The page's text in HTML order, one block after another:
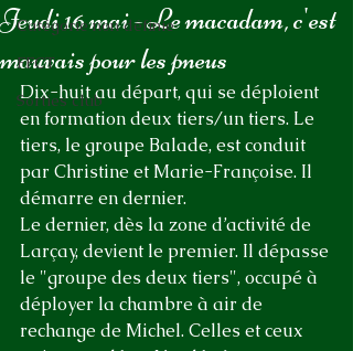
Catégorie non définie
FFCT
Sorties club
Jeudi 16 mai - Le macadam, c'est
mauvais pour les pneus
Dix-huit au départ, qui se déploient
en formation deux tiers/un tiers. Le
tiers, le groupe Balade, est conduit
par Christine et Marie-Françoise. Il
démarre en dernier.
Le dernier, dès la zone d’activité de
Larçay, devient le premier. Il dépasse
le "groupe des deux tiers", occupé à
déployer la chambre à air de
rechange de Michel. Celles et ceux